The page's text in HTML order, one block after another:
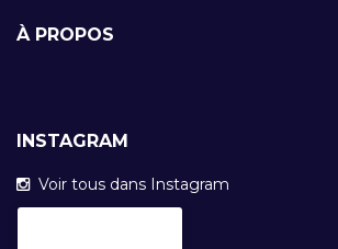
À PROPOS
INSTAGRAM
Voir tous dans Instagram